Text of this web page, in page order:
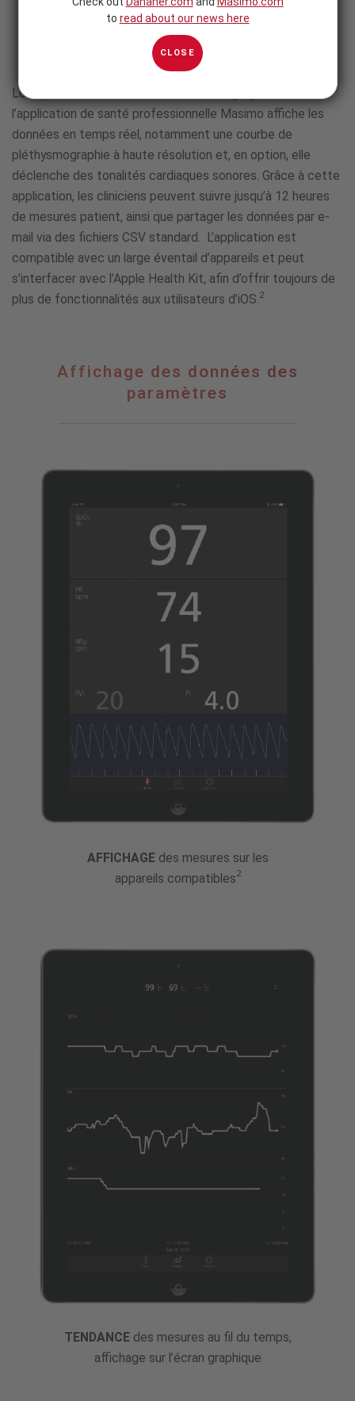
Télécharger l’application gratuite
Lorsqu’elle est connectée sans fil au MightySat Rx,
l’application de santé professionnelle Masimo affiche les
données en temps réel, notamment une courbe de
pléthysmographie à haute résolution et, en option, elle
déclenche des tonalités cardiaques sonores. Grâce à cette
application, les cliniciens peuvent suivre jusqu’à 12 heures
de mesures patient, ainsi que partager les données par e-
mail via des fichiers CSV standard. L’application est
compatible avec un large éventail d’appareils et peut
s’interfacer avec l’Apple Health Kit, afin d’offrir toujours de
plus de fonctionnalités aux utilisateurs d’iOS.2
AffichageAffichage des données des
paramètres
AFFICHAGEdes mesures sur les
appareils compatibles2
TENDANCEdes mesures au fil du temps,
affichage sur l’écran graphique
to read about our news here
CLOSE